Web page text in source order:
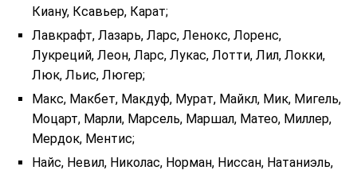
Киану, Ксавьер, Карат;
Лавкрафт, Лазарь, Ларс, Ленокс, Лоренс,
Лукреций, Леон, Ларс, Лукас, Лотти, Лил, Локки,
Люк, Льис, Люгер;
Макс, Макбет, Макдуф, Мурат, Майкл, Мик, Мигель,
Моцарт, Марли, Марсель, Маршал, Матео, Миллер,
Мердок, Ментис;
Найс, Невил, Николас, Норман, Ниссан, Натаниэль,